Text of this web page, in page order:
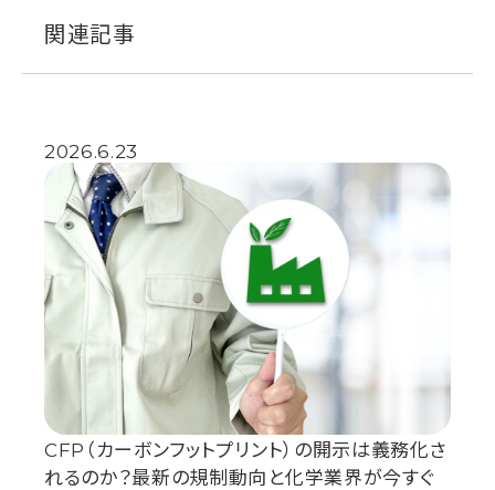
関連記事
2026.6.23
CFP（カーボンフットプリント）の開示は義務化さ
れるのか？最新の規制動向と化学業界が今すぐ